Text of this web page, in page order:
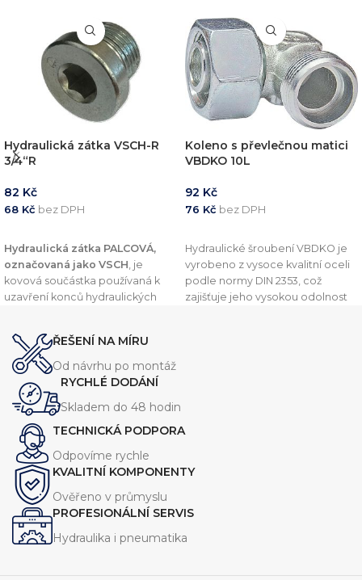
Hydraulická zátka VSCH-R
3/4“R
82 Kč
68 Kč bez DPH
Hydraulická zátka PALCOVÁ,
označovaná jako VSCH , je
kovová součástka používaná k
uzavření konců hydraulických
s normouDIN 2353, což zajišťuje
vysokou kvalitu a kompatibilitu s
dalšími komponenty v
hydraulických systémech.
Koleno s převlečnou matici
VBDKO 10L
92 Kč
76 Kč bez DPH
Hydraulické šroubení VBDKO je
vyrobeno z vysoce kvalitní oceli
podle normy DIN 2353, což
zajišťuje jeho vysokou odolnost
ŘEŠENÍ NA MÍRU
Od návrhu po montáž
RYCHLÉ DODÁNÍ
Skladem do 48 hodin
TECHNICKÁ PODPORA
Odpovíme rychle
KVALITNÍ KOMPONENTY
Ověřeno v průmyslu
PROFESIONÁLNÍ SERVIS
Hydraulika i pneumatika